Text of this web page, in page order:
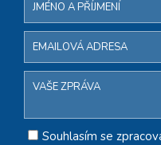
Souhlasím se